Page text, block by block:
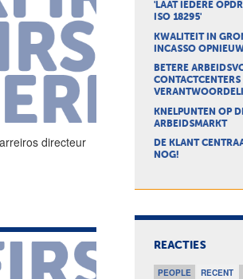
directeur
'LAAT IEDERE
ISO 18295'
KWALITEIT IN
INCASSO
BETERE
KNELPUNTEN OP
ARBEIDSMARKT
DE KLANT
NOG!
REACTIES
PEOPLE RECENT